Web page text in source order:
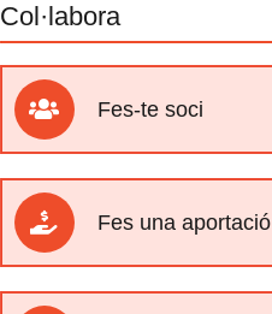
Col·labora
Fes-te soci
Fes una aportació